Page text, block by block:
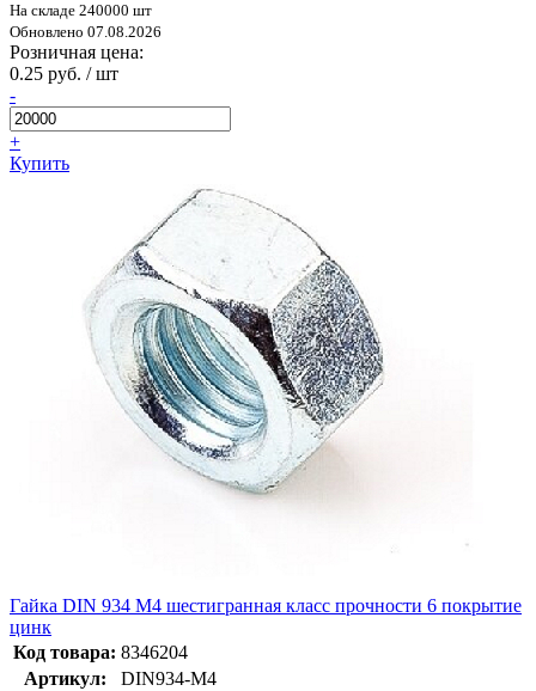
На складе 240000 шт
Обновлено 07.08.2026
Розничная цена:
0.25 руб. / шт
-
+
Купить
Гайка DIN 934 М4 шестигранная класс прочности 6 покрытие
цинк
Код товара: 8346204
Артикул:
DIN934-М4